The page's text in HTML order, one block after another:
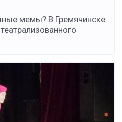
мемы? В Гремячинске